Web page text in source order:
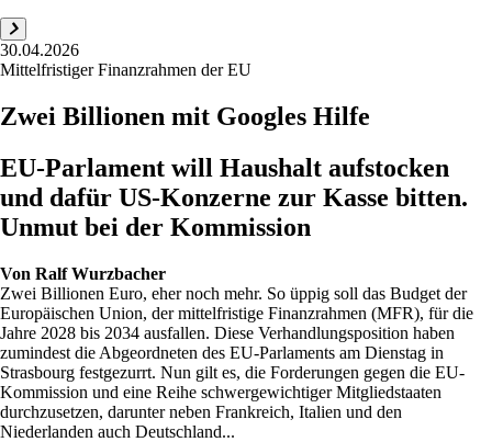
30.04.2026
Mittelfristiger Finanzrahmen der EU
Zwei Billionen mit Googles Hilfe
EU-Parlament will Haushalt aufstocken
und dafür US-Konzerne zur Kasse bitten.
Unmut bei der Kommission
Von Ralf Wurzbacher
Zwei Billionen Euro, eher noch mehr. So üppig soll das Budget der
Europäischen Union, der mittelfristige Finanzrahmen (MFR), für die
Jahre 2028 bis 2034 ausfallen. Diese Verhandlungsposition haben
zumindest die Abgeordneten des EU-Parlaments am Dienstag in
Strasbourg festgezurrt. Nun gilt es, die Forderungen gegen die EU-
Kommission und eine Reihe schwergewichtiger Mitgliedstaaten
durchzusetzen, darunter neben Frankreich, Italien und den
Niederlanden auch Deutschland...